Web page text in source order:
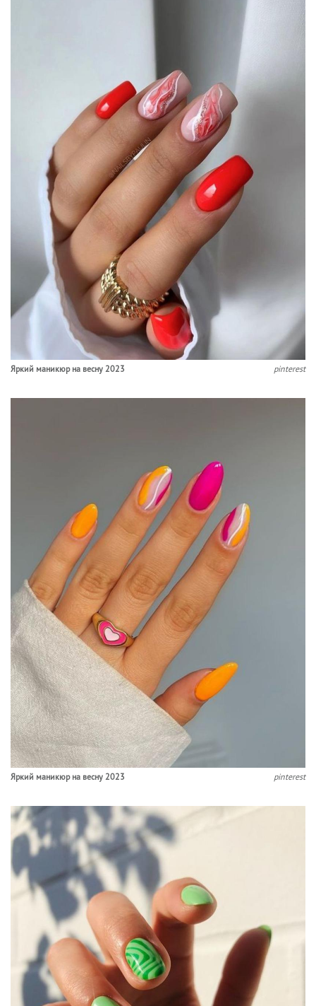
Яркий маникюр на весну 2023 pinterest
Яркий маникюр на весну 2023 pinterest